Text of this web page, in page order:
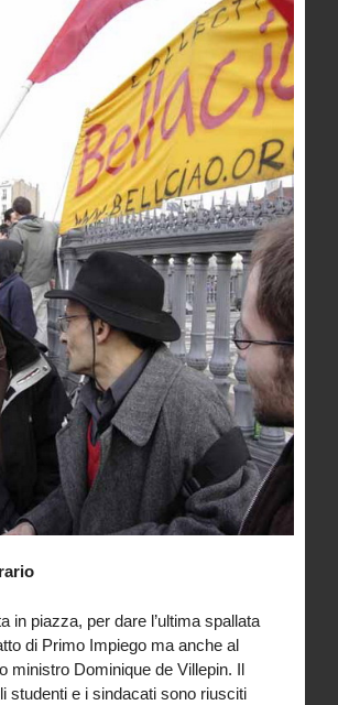
in piazza, per dare l’ultima spallata
di Primo Impiego ma anche al
ministro Dominique de Villepin. Il
studenti e i sindacati sono riusciti